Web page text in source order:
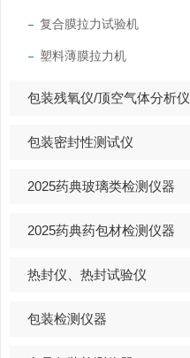
复合膜拉力试验机
塑料薄膜拉力机
包装残氧仪/顶空气体分析仪
包装密封性测试仪
2025药典玻璃类检测仪器
2025药典药包材检测仪器
热封仪、热封试验仪
包装检测仪器